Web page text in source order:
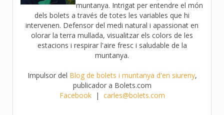
muntanya. Intrigat per entendre el món
dels bolets a través de totes les variables que hi
intervenen. Defensor del medi natural i apassionat en
olorar la terra mullada, visualitzar els colors de les
estacions i respirar l'aire fresc i saludable de la
muntanya.
Impulsor del Blog de bolets i muntanya d'en siureny,
publicador a Bolets.com
Facebook| carles@bolets.com